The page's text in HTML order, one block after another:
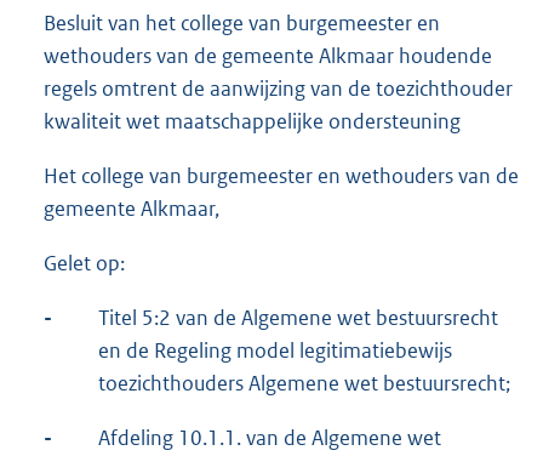
Besluit van het college van burgemeester en
wethouders van de gemeente Alkmaar houdende
regels omtrent de aanwijzing van de toezichthouder
kwaliteit wet maatschappelijke ondersteuning
Het college van burgemeester en wethouders van de
gemeente Alkmaar,
Gelet op:
-
Titel 5:2 van de Algemene wet bestuursrecht
en de Regeling model legitimatiebewijs
toezichthouders Algemene wet bestuursrecht;
-
Afdeling 10.1.1. van de Algemene wet